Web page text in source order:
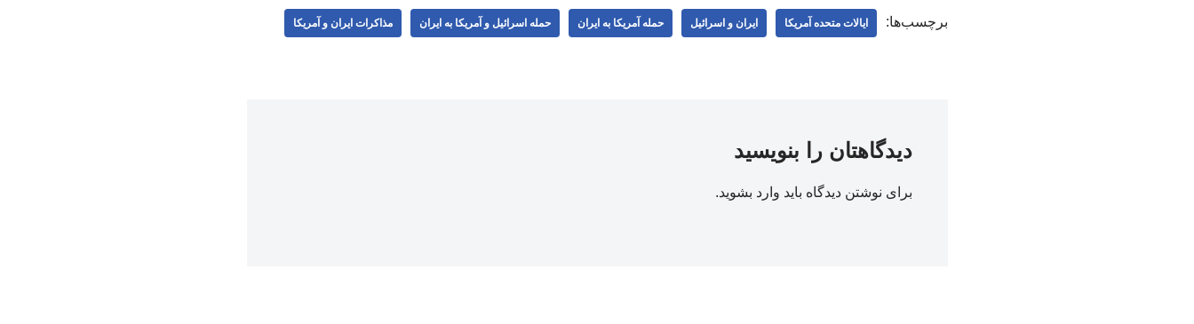
برچسب‌ها: ایالات متحده آمریکا ایران و اسرائیل حمله آمریکا به ایران حمله اسرائیل و آمریکا به ایران مذاکرات ایران و آمریکا
دیدگاهتان را بنویسید
برای نوشتن دیدگاه باید وارد بشوید.